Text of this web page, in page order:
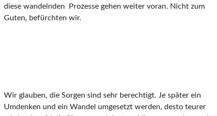
diese wandelnden Prozesse gehen weiter voran. Nicht zum
Guten, befürchten wir.
Wir glauben, die Sorgen sind sehr berechtigt. Je später ein
Umdenken und ein Wandel umgesetzt werden, desto teurer